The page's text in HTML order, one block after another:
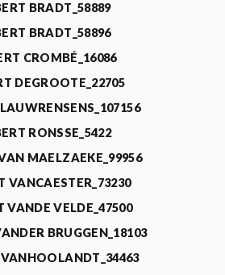
BRADT_58889
BRADT_58896
CROMBÉ_16086
DEGROOTE_22705
RONSSE_5422
MAELZAEKE_99956
VANCAESTER_73230
VANDE VELDE_47500
BRUGGEN_18103